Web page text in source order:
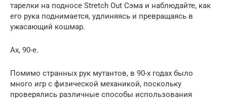
тарелки на подносе Stretch Out Сэма и наблюдайте, как
его рука поднимается, удлиняясь и превращаясь в
ужасающий кошмар.
Ах, 90-е.
Помимо странных рук мутантов, в 90-х годах было
много игр с физической механикой, поскольку
проверялись различные способы использования